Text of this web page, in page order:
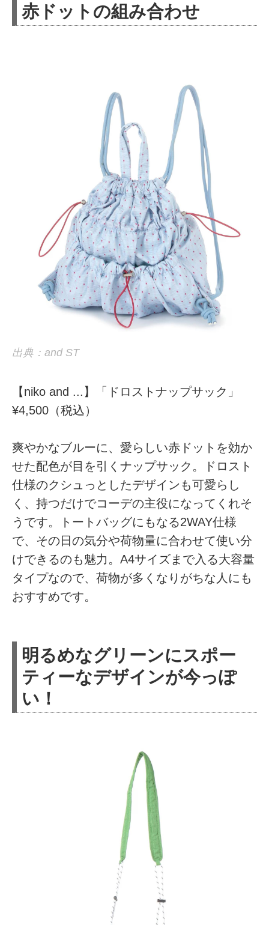
赤ドットの組み合わせ
出典：and ST
【niko and ...】「ドロストナップサック」
¥4,500（税込）
爽やかなブルーに、愛らしい赤ドットを効か
せた配色が目を引くナップサック。ドロスト
仕様のクシュっとしたデザインも可愛らし
く、持つだけでコーデの主役になってくれそ
うです。トートバッグにもなる2WAY仕様
で、その日の気分や荷物量に合わせて使い分
けできるのも魅力。A4サイズまで入る大容量
タイプなので、荷物が多くなりがちな人にも
おすすめです。
明るめなグリーンにスポー
ティーなデザインが今っぽ
い！